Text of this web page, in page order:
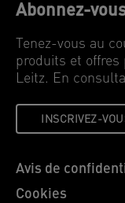
Abonnez-
Tenez-vous au
produits et offres
Leitz. En
INSCRIVEZ-
Avis de
Cookies